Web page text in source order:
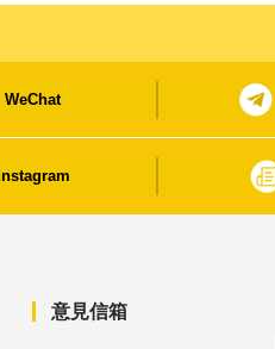
WeChat
Instagram
意見信箱